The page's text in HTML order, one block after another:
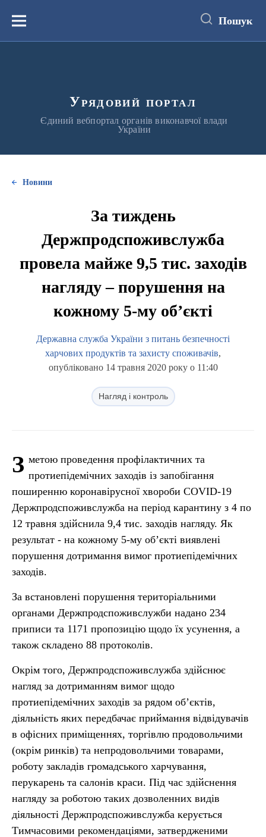
вмістуМеню Пошук
Урядовий портал
Єдиний вебпортал органів виконавчої влади
України
Новини
За тиждень
Держпродспоживслужба
провела майже 9,5 тис. заходів
нагляду – порушення на
кожному 5-му об’єкті
Державна служба України з питань безпечності
харчових продуктів та захисту споживачів,
опубліковано 14 травня 2020 року о 11:40
Нагляд і контроль
З метою проведення профілактичних та
протиепідемічних заходів із запобігання
поширенню коронавірусної хвороби COVID-19
Держпродспоживслужба на період карантину з 4 по
12 травня здійснила 9,4 тис. заходів нагляду. Як
результат - на кожному 5-му об’єкті виявлені
порушення дотримання вимог протиепідемічних
заходів.
За встановлені порушення територіальними
органами Держпродспоживслужби надано 234
приписи та 1171 пропозицію щодо їх усунення, а
також складено 88 протоколів.
Окрім того, Держпродспоживслужба здійснює
нагляд за дотриманням вимог щодо
протиепідемічних заходів за рядом об’єктів,
діяльність яких передбачає приймання відвідувачів
в офісних приміщеннях, торгівлю продовольчими
(окрім ринків) та непродовольчими товарами,
роботу закладів громадського харчування,
перукарень та салонів краси. Під час здійснення
нагляду за роботою таких дозволенних видів
діяльності Держпродспоживслужба керується
Тимчасовими рекомендаціями, затвердженими